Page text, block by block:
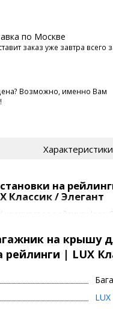
по Москве
заказ уже завтра всего
Возможно, именно Вам
Характеристики
на
Классик / Элегант
за рейлинги Jeep
фиксируют
от кражи(замки с
на крышу
рейлинги | LUX
LUX